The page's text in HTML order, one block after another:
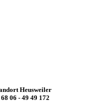
Heusweiler
06 - 49 49 172